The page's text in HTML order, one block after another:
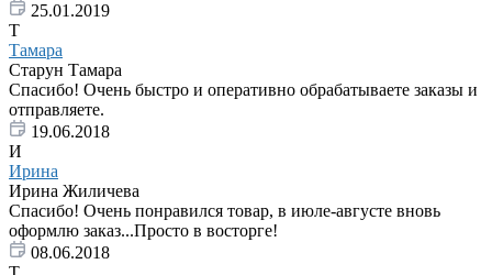
25.01.2019
Т
Тамара
Старун Тамара
Спасибо! Очень быстро и оперативно обрабатываете заказы и
отправляете.
19.06.2018
И
Ирина
Ирина Жиличева
Спасибо! Очень понравился товар, в июле-августе вновь
оформлю заказ...Просто в восторге!
08.06.2018